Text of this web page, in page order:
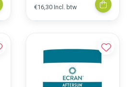
€16,30 Incl. btw